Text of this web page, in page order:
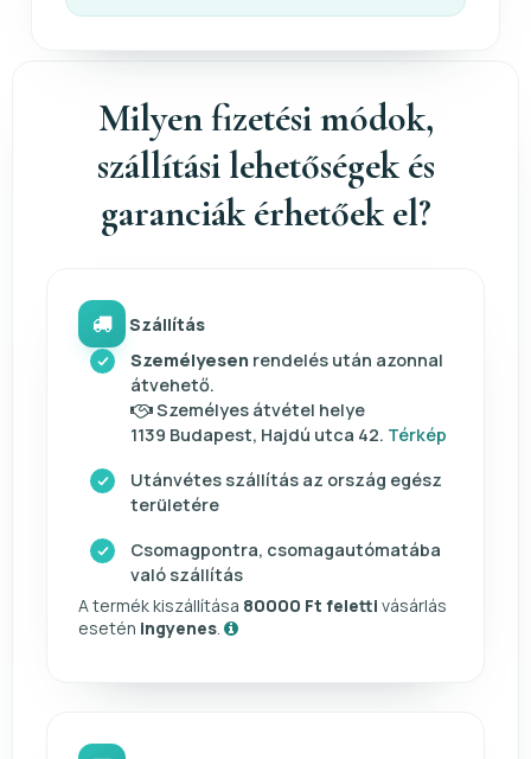
Milyen fizetési módok,
szállítási lehetőségek és
garanciák érhetőek el?
Szállítás
Személyesen rendelés után azonnal
átvehető.
Személyes átvétel helye
1139 Budapest, Hajdú utca 42. Térkép
Utánvétes szállítás az ország egész
területére
Csomagpontra, csomagautómatába
való szállítás
A termék kiszállítása 80000 Ft feletti vásárlás
esetén ingyenes